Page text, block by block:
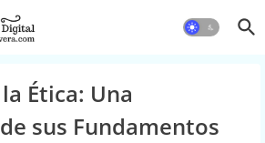
Ética: Una
sus Fundamentos